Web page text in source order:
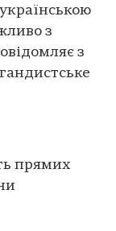
з
з
прямих